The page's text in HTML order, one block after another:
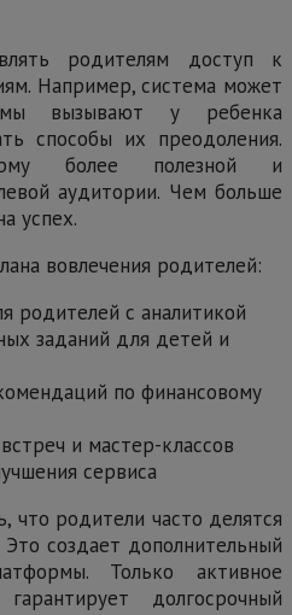
родителям доступ к
Например, система может
вызывают у ребенка
способы их преодоления.
более полезной и
аудитории. Чем больше
успех.
вовлечения родителей:
родителей с аналитикой
заданий для детей и
по финансовому
и мастер-классов
сервиса
что родители часто делятся
создает дополнительный
Только активное
долгосрочный